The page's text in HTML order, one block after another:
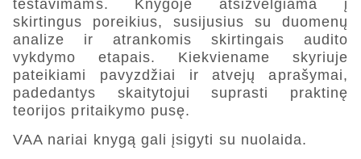
testavimams. Knygoje atsižvelgiama į
skirtingus poreikius, susijusius su duomenų
analize ir atrankomis skirtingais audito
vykdymo etapais. Kiekviename skyriuje
pateikiami pavyzdžiai ir atvejų aprašymai,
padedantys skaitytojui suprasti praktinę
teorijos pritaikymo pusę.
VAA nariai knygą gali įsigyti su nuolaida.